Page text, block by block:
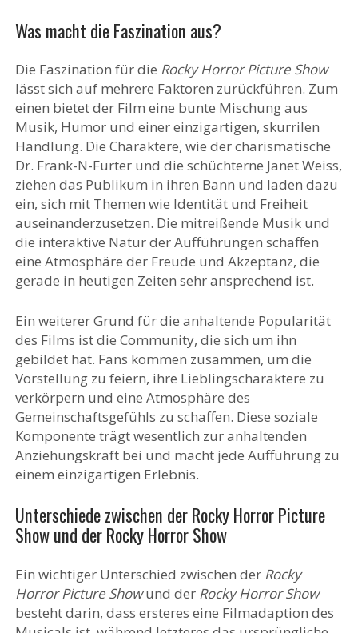
Was macht die Faszination aus?
Die Faszination für die Rocky Horror Picture Show
lässt sich auf mehrere Faktoren zurückführen. Zum
einen bietet der Film eine bunte Mischung aus
Musik, Humor und einer einzigartigen, skurrilen
Handlung. Die Charaktere, wie der charismatische
Dr. Frank-N-Furter und die schüchterne Janet Weiss,
ziehen das Publikum in ihren Bann und laden dazu
ein, sich mit Themen wie Identität und Freiheit
auseinanderzusetzen. Die mitreißende Musik und
die interaktive Natur der Aufführungen schaffen
eine Atmosphäre der Freude und Akzeptanz, die
gerade in heutigen Zeiten sehr ansprechend ist.
Ein weiterer Grund für die anhaltende Popularität
des Films ist die Community, die sich um ihn
gebildet hat. Fans kommen zusammen, um die
Vorstellung zu feiern, ihre Lieblingscharaktere zu
verkörpern und eine Atmosphäre des
Gemeinschaftsgefühls zu schaffen. Diese soziale
Komponente trägt wesentlich zur anhaltenden
Anziehungskraft bei und macht jede Aufführung zu
einem einzigartigen Erlebnis.
Unterschiede zwischen der Rocky Horror Picture
Show und der Rocky Horror Show
Ein wichtiger Unterschied zwischen der Rocky
Horror Picture Showund der Rocky Horror Show
besteht darin, dass ersteres eine Filmadaption des